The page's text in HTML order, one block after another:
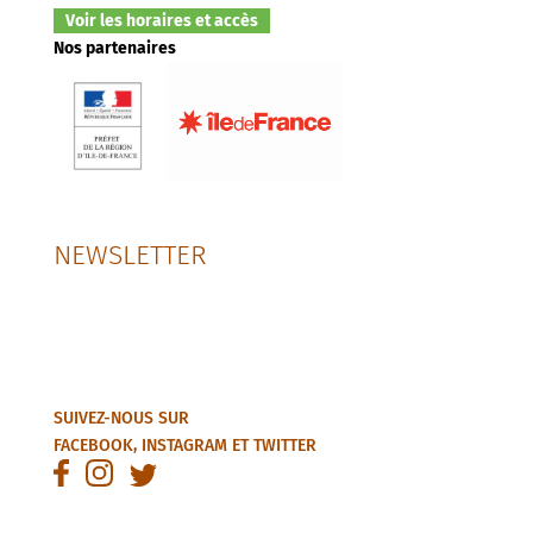
Voir les horaires et accès
Nos partenaires
NEWSLETTER
SUIVEZ-NOUS SUR
FACEBOOK, INSTAGRAMETTWITTER